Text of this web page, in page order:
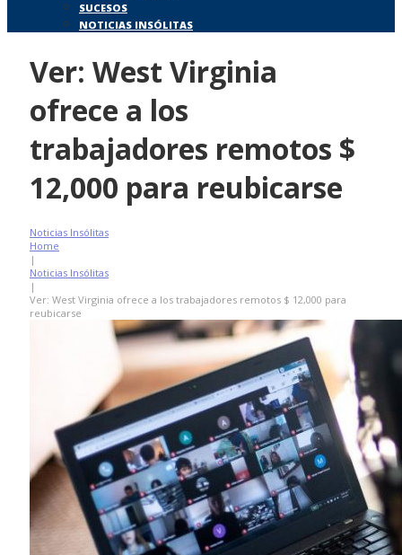
SUCESOS
NOTICIAS INSÓLITAS
Ver: West Virginia
ofrece a los
trabajadores remotos $
12,000 para reubicarse
Noticias Insólitas
Home
|
Noticias Insólitas
|
Ver: West Virginia ofrece a los trabajadores remotos $ 12,000 para
reubicarse